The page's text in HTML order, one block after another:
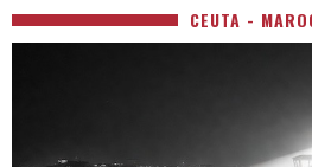
CEUTA -